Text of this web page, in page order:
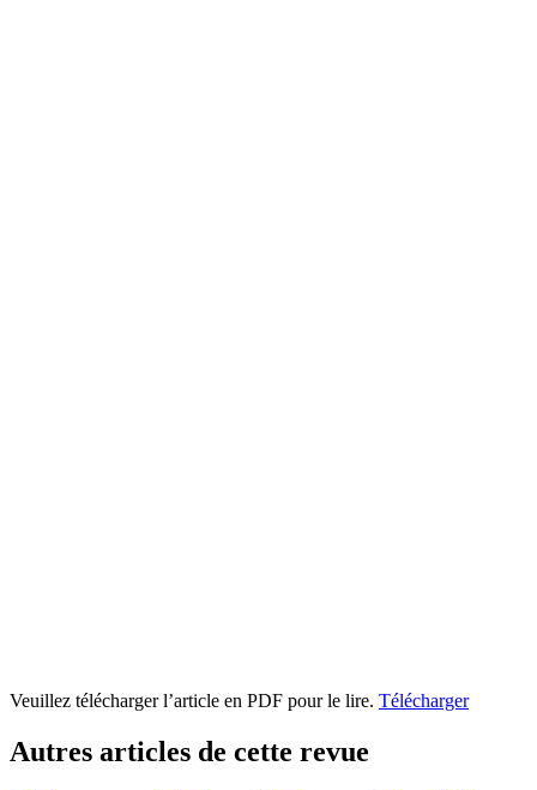
Veuillez télécharger l’article en PDF pour le lire. Télécharger
Autres articles de cette revue